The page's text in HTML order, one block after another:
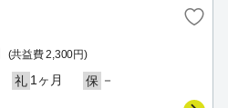
(共益費 2,300円)
礼 1ヶ月 保 －